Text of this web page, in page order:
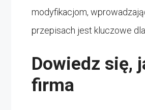
modyfikacjom,
przepisach jest kluczowe
Dowiedz się,
firma